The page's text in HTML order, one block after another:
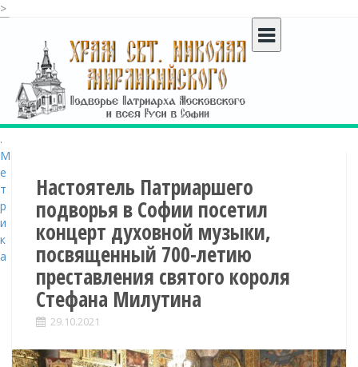
>
c
o
n
t
e
n
t
Настоятель Патриаршего
подворья в Софии посетил
концерт духовной музыки,
посвященный 700-летию
преставления святого короля
Стефана Милутина
29.10.2021